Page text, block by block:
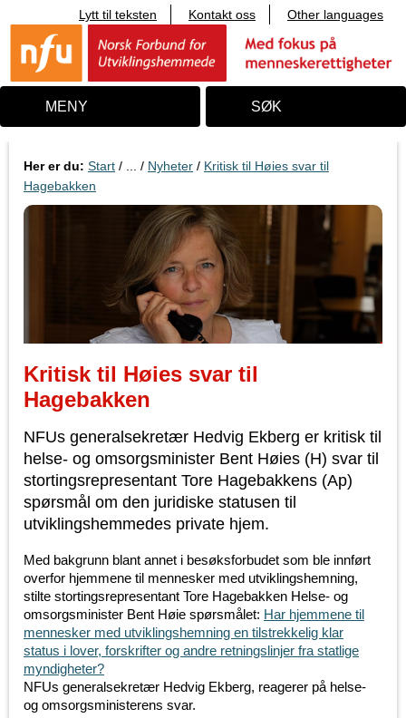
i
n
o
Lytt til teksten Kontakt oss Other languages
MENY SØK
Her er du: Start / ... / Nyheter / Kritisk til Høies svar til
Hagebakken
Kritisk til Høies svar til
Hagebakken
NFUs generalsekretær Hedvig Ekberg er kritisk til
helse- og omsorgsminister Bent Høies (H) svar til
stortingsrepresentant Tore Hagebakkens (Ap)
spørsmål om den juridiske statusen til
utviklingshemmedes private hjem.
Med bakgrunn blant annet i besøksforbudet som ble innført
overfor hjemmene til mennesker med utviklingshemning,
stilte stortingsrepresentant Tore Hagebakken Helse- og
omsorgsminister Bent Høie spørsmålet: Har hjemmene til
mennesker med utviklingshemning en tilstrekkelig klar
status i lover, forskrifter og andre retningslinjer fra statlige
myndigheter?
NFUs generalsekretær Hedvig Ekberg, reagerer på helse-
og omsorgsministerens svar.